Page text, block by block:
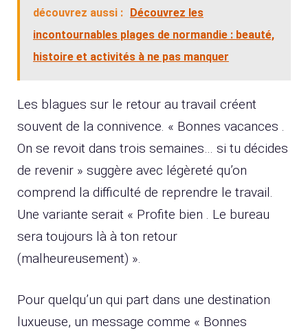
découvrez aussi : Découvrez les
incontournables plages de normandie : beauté,
histoire et activités à ne pas manquer
Les blagues sur le retour au travail créent
souvent de la connivence. « Bonnes vacances .
On se revoit dans trois semaines… si tu décides
de revenir » suggère avec légèreté qu’on
comprend la difficulté de reprendre le travail.
Une variante serait « Profite bien . Le bureau
sera toujours là à ton retour
(malheureusement) ».
Pour quelqu’un qui part dans une destination
luxueuse, un message comme « Bonnes